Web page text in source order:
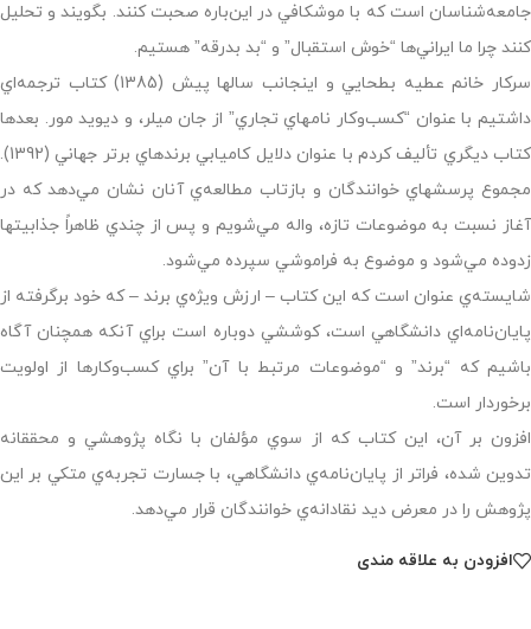
جامعه‌شناسان است كه با موشكافي در اين‌باره صحبت كنند. بگويند و تحليل
كنند چرا ما ايراني‌ها “خوش استقبال” و “بد بدرقه” هستيم.
سركار خانم عطيه بطحايي و اينجانب سالها پيش (1385) كتاب ترجمه‌اي
داشتيم با عنوان “‌كسب‌وكار نامهاي تجاري” از جان ميلر، و ديويد مور. بعدها
كتاب ديگري تأليف كردم با عنوان دلايل كاميابي برندهاي برتر جهاني (1392).
مجموع پرسشهاي خوانندگان و بازتاب مطالعه‌ي آنان نشان مي‌دهد كه در
آغاز نسبت به موضوعات تازه، واله مي‌شويم و پس از چندي ظاهراً جذابيتها
زدوده مي‌شود و موضوع به فراموشي سپرده مي‌شود.
شايسته‌ي عنوان است كه اين كتاب – ارزش ويژه‌ي برند – كه خود برگرفته از
پايان‌نامه‌اي دانشگاهي است، كوششي دوباره است براي آنكه همچنان آگاه
باشيم كه “برند” و “موضوعات مرتبط با آن” براي كسب‌وكارها از اولويت
برخوردار است.
افزون بر آن، اين كتاب كه از سوي مؤلفان با نگاه پژوهشي و محققانه
تدوين شده، فراتر از پايان‌نامه‌ي دانشگاهي، با جسارت تجربه‌ي متكي بر اين
پژوهش را در معرض ديد نقادانه‌ي خوانندگان قرار مي‌دهد.
افزودن به علاقه مندی